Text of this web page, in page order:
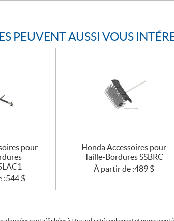
PEUVENT AUSSI VOUS
pour
:544 $
Honda Accessoires pour
Taille-Bordures SSBRC
À partir de :489 $